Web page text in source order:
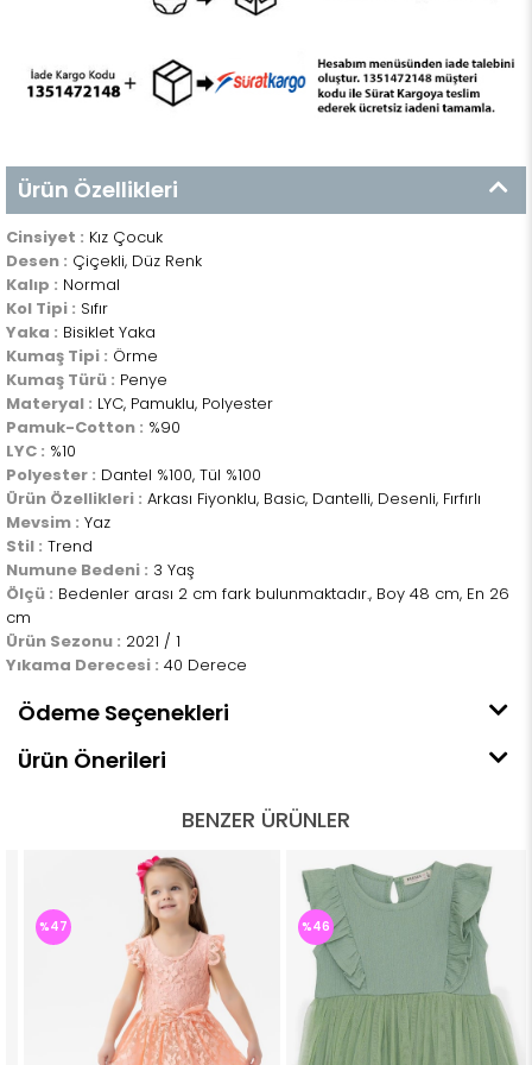
Ürün Özellikleri
Cinsiyet : Kız Çocuk
Desen : Çiçekli, Düz Renk
Kalıp : Normal
Kol Tipi : Sıfır
Yaka : Bisiklet Yaka
Kumaş Tipi : Örme
Kumaş Türü : Penye
Materyal : LYC, Pamuklu, Polyester
Pamuk-Cotton : %90
LYC : %10
Polyester : Dantel %100, Tül %100
Ürün Özellikleri : Arkası Fiyonklu, Basic, Dantelli, Desenli, Fırfırlı
Mevsim : Yaz
Stil : Trend
Numune Bedeni : 3 Yaş
Ölçü : Bedenler arası 2 cm fark bulunmaktadır., Boy 48 cm, En 26
cm
Ürün Sezonu : 2021 / 1
Yıkama Derecesi : 40 Derece
Ödeme Seçenekleri
Ürün Önerileri
BENZER ÜRÜNLER
%47 %46